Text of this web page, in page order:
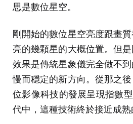
思是數位星空。
剛開始的數位星空亮度跟畫
亮的幾顆星的大概位置。但
效果是傳統星象儀完全做不
慢而穩定的新方向。從那之
位影像科技的發展呈現指數
代中，這種技術終於接近成熟